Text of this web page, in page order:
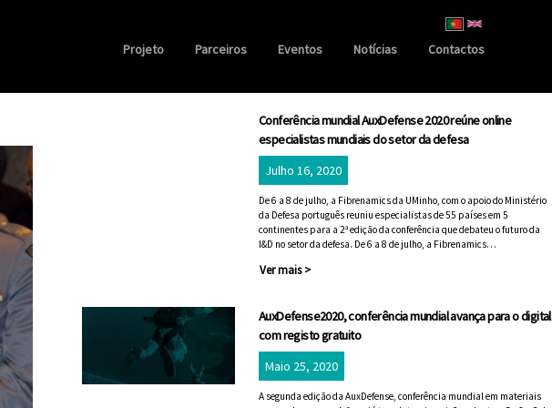
Projeto Parceiros Eventos Notícias Contactos
Conferência mundial AuxDefense 2020 reúne online
especialistas mundiais do setor da defesa
Julho 16, 2020
De 6 a 8 de julho, a Fibrenamics da UMinho, com o apoio do Ministério
da Defesa português reuniu especialistas de 55 países em 5
continentes para a 2ª edição da conferência que debateu o futuro da
I&D no setor da defesa. De 6 a 8 de julho, a Fibrenamics…
Ver mais >
AuxDefense2020, conferência mundial avança para o digital
com registo gratuito
Maio 25, 2020
A segunda edição da AuxDefense, conferência mundial em materiais